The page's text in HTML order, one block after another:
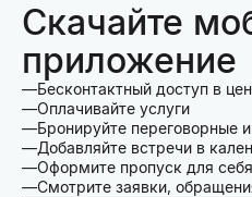
Скачайте
приложение
Бесконтактный доступ в
Оплачивайте услуги
Бронируйте переговорные
Добавляйте встречи в
Оформите пропуск для себя
Смотрите заявки,